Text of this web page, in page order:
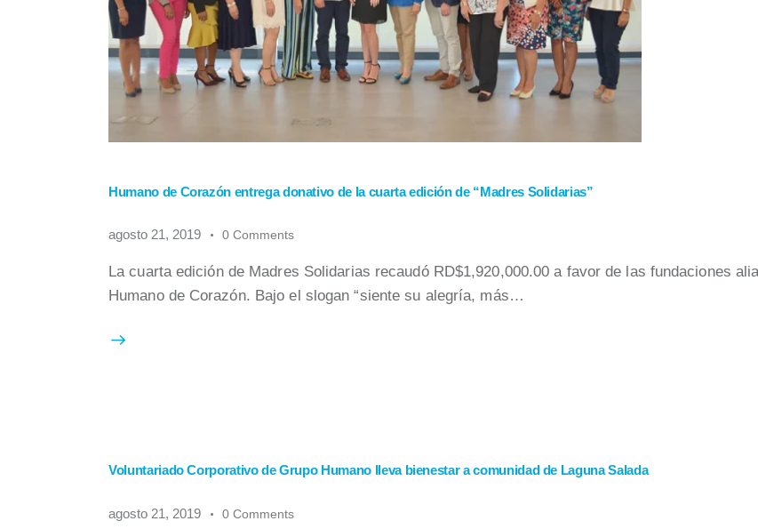
Humano de Corazón entrega donativo de la cuarta edición de “Madres Solidarias”
agosto 21, 2019 0 Comments
La cuarta edición de Madres Solidarias recaudó RD$1,920,000.00 a favor de las fundaciones
Humano de Corazón. Bajo el slogan “siente su alegría, más…
Voluntariado Corporativo de Grupo Humano lleva bienestar a comunidad de Laguna Salada
agosto 21, 2019 0 Comments